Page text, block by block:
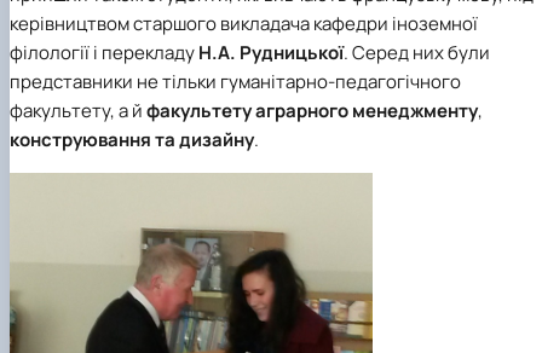
керівництвом старшого викладача кафедри іноземної
філології і перекладуН.А. Рудницької. Серед них були
представники не тільки гуманітарно-педагогічного
факультету, а йфакультету аграрного менеджменту,
конструювання та дизайну.